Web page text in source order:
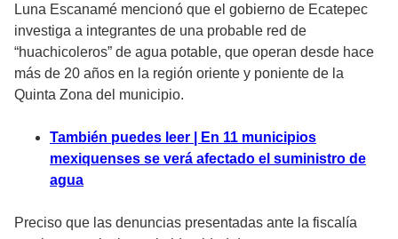
Luna Escanamé mencionó que el gobierno de Ecatepec
investiga a integrantes de una probable red de
“huachicoleros” de agua potable, que operan desde hace
más de 20 años en la región oriente y poniente de la
Quinta Zona del municipio.
También puedes leer | En 11 municipios
mexiquenses se verá afectado el suministro de
agua
Preciso que las denuncias presentadas ante la fiscalía